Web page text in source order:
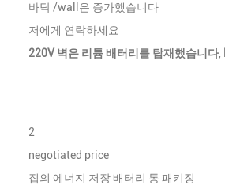
바닥 /wall은 증가했습니다
저에게 연락하세요
220V 벽은 리튬 배터리를 탑재했습니다,
2
negotiated price
집의 에너지 저장 배터리 통 패키징